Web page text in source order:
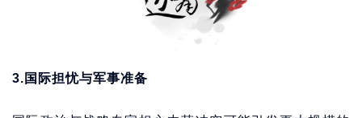
3.国际担忧与军事准备